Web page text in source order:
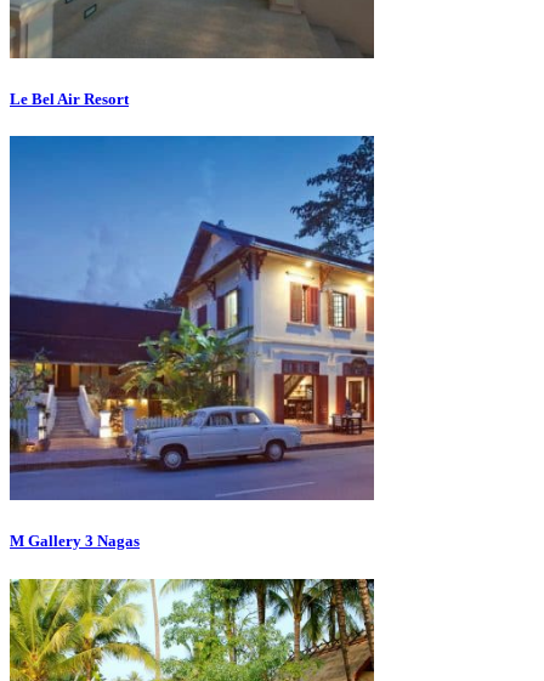
Le Bel Air Resort
M Gallery 3 Nagas